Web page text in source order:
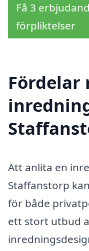
Få 3
förpliktelser
Fördelar
Att anlita en
Staffanstorp
för både
ett stort utbud